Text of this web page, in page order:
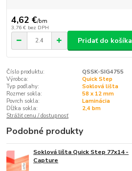
4,62 €/bm
3,76 € bez DPH
Pridať do košíka
Číslo produktu:
QSSK-SIG4755
Výrobca:
Quick Step
Typ podlahy:
Soklová lišta
Rozmer sokla:
58 x 12 mm
Povrch sokla:
Laminácia
Dĺžka sokla:
2,4 bm
Strážiť cenu / dostupnosť
Podobné produkty
Soklová lišta Quick Step 77x14 -
Capture